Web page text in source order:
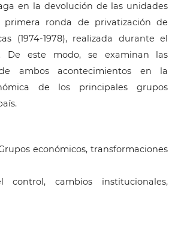
en la devolución de las unidades
primera ronda de privatización de
(1974-1978), realizada durante el
De este modo, se examinan las
de ambos acontecimientos en la
de los principales grupos
económicos, transformaciones
cambios institucionales,